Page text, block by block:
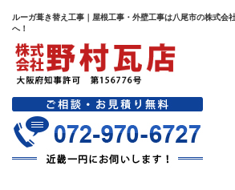
ルーガ葺き替え工事｜屋根工事・外壁工事は八尾市の株式会
へ！